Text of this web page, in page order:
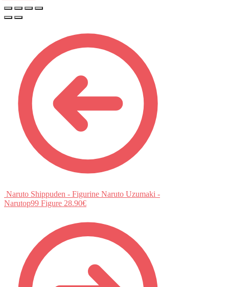
Naruto Shippuden - Figurine Naruto Uzumaki -
Narutop99 Figure 28.90€